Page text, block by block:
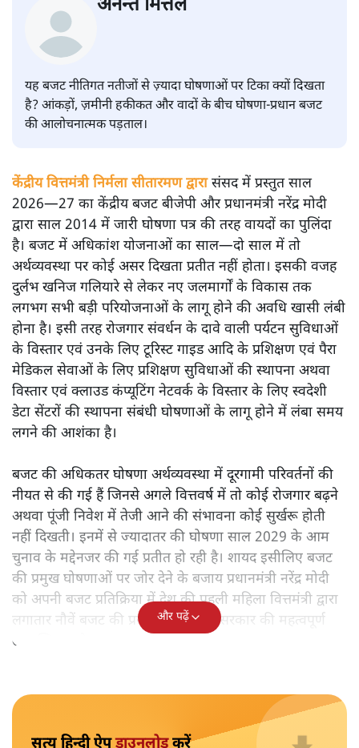
अनन्त मित्तल
यह बजट नीतिगत नतीजों से ज़्यादा घोषणाओं पर टिका क्यों दिखता
है? आंकड़ों, ज़मीनी हकीकत और वादों के बीच घोषणा-प्रधान बजट
की आलोचनात्मक पड़ताल।
केंद्रीय वित्तमंत्री निर्मला सीतारमण द्वारासंसद में प्रस्तुत साल
2026—27 का केंद्रीय बजट बीजेपी और प्रधानमंत्री नरेंद्र मोदी
है। बजट में अधिकांश योजनाओं का साल—दो साल में तो
अर्थव्यवस्था पर कोई असर दिखता प्रतीत नहीं होता। इसकी वजह
दुर्लभ खनिज गलियारे से लेकर नए जलमार्गों के विकास तक
लगभग सभी बड़ी परियोजनाओं के लागू होने की अवधि खासी लंबी
होना है। इसी तरह रोजगार संवर्धन के दावे वाली पर्यटन सुविधाओं
के विस्तार एवं उनके लिए टूरिस्ट गाइड आदि के प्रशिक्षण एवं पैरा
मेडिकल सेवाओं के लिए प्रशिक्षण सुविधाओं की स्थापना अथवा
विस्तार एवं क्लाउड कंप्यूटिंग नेटवर्क के विस्तार के लिए स्वदेशी
डेटा सेंटरों की स्थापना संबंधी घोषणाओं के लागू होने में लंबा समय
बजट की अधिकतर घोषणा अर्थव्यवस्था में दूरगामी परिवर्तनों की
नीयत से की गई हैं जिनसे अगले वित्तवर्ष में तो कोई रोजगार बढ़ने
अथवा पूंजी निवेश में तेजी आने की संभावना कोई सुर्खरू होती